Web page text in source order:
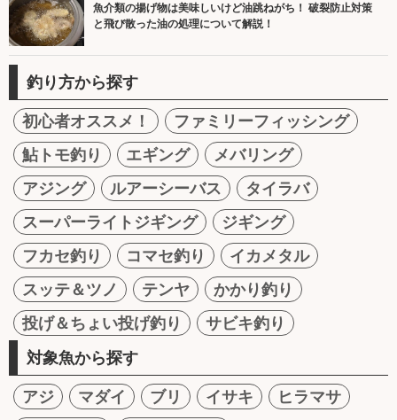
魚介類の揚げ物は美味しいけど油跳ねがち！ 破裂防止対策
と飛び散った油の処理について解説！
釣り方から探す
初心者オススメ！
ファミリーフィッシング
鮎トモ釣り
エギング
メバリング
アジング
ルアーシーバス
タイラバ
スーパーライトジギング
ジギング
フカセ釣り
コマセ釣り
イカメタル
スッテ＆ツノ
テンヤ
かかり釣り
投げ＆ちょい投げ釣り
サビキ釣り
対象魚から探す
アジ マダイ ブリ イサキ
ヒラマサ